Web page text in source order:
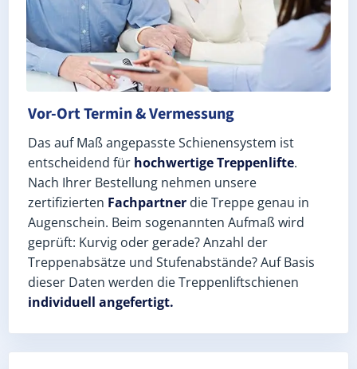
Vor-Ort Termin & Vermessung
Das auf Maß angepasste Schienensystem ist
entscheidend für hochwertige Treppenlifte.
Nach Ihrer Bestellung nehmen unsere
zertifizierten Fachpartner die Treppe genau in
Augenschein. Beim sogenannten Aufmaß wird
geprüft: Kurvig oder gerade? Anzahl der
Treppenabsätze und Stufenabstände? Auf Basis
dieser Daten werden die Treppenliftschienen
individuell angefertigt.